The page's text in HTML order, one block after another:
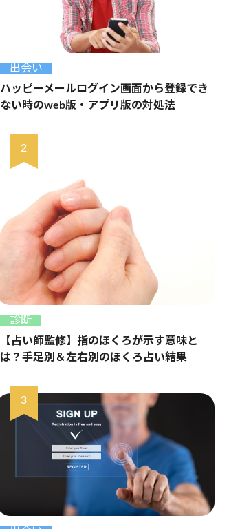
出会い
ハッピーメールログイン画面から登録でき
ない時のweb版・アプリ版の対処法
診断
【占い師監修】指のほくろが示す意味と
は？手足別＆左右別のほくろ占い結果